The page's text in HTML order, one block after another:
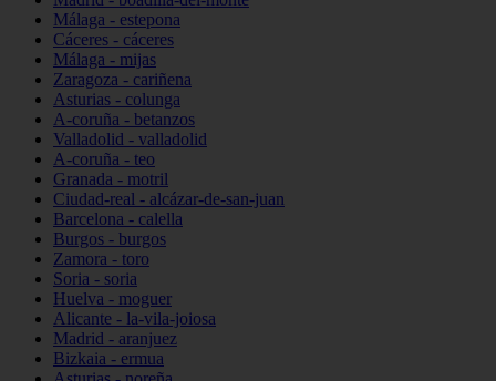
Málaga - estepona
Cáceres - cáceres
Málaga - mijas
Zaragoza - cariñena
Asturias - colunga
A-coruña - betanzos
Valladolid - valladolid
A-coruña - teo
Granada - motril
Ciudad-real - alcázar-de-san-juan
Barcelona - calella
Burgos - burgos
Zamora - toro
Soria - soria
Huelva - moguer
Alicante - la-vila-joiosa
Madrid - aranjuez
Bizkaia - ermua